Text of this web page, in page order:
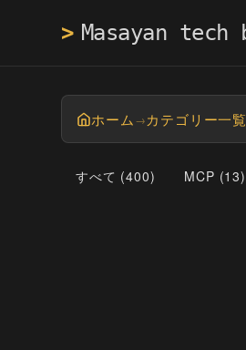
>
ホーム →カテゴリー一覧
すべて (400) MCP (13)